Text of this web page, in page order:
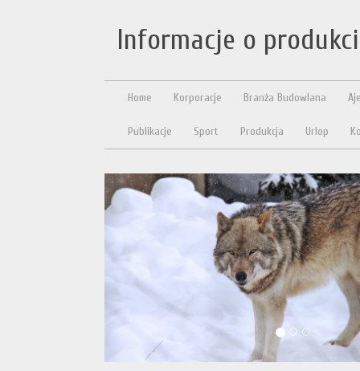
Informacje o
Home Korporacje Branża Budowlana
Publikacje Sport Produkcja Urlop